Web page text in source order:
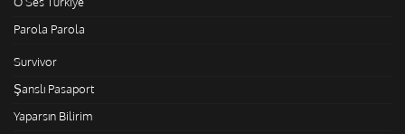
Parola Parola
Survivor
Şanslı Pasaport
Yaparsın Bilirim